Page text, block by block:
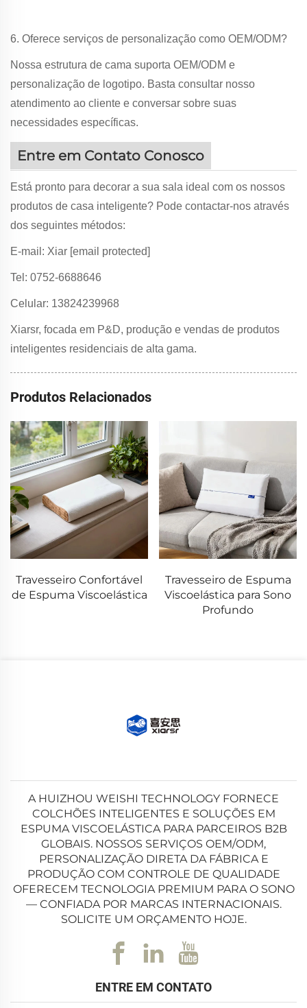
6. Oferece serviços de personalização como OEM/ODM?
Nossa estrutura de cama suporta OEM/ODM e
personalização de logotipo. Basta consultar nosso
atendimento ao cliente e conversar sobre suas
necessidades específicas.
Entre em Contato Conosco
Está pronto para decorar a sua sala ideal com os nossos
produtos de casa inteligente? Pode contactar-nos através
dos seguintes métodos:
E-mail: Xiar [email protected]
Tel: 0752-6688646
Celular: 13824239968
Xiarsr, focada em P&D, produção e vendas de produtos
inteligentes residenciais de alta gama.
Produtos Relacionados
Travesseiro de Espuma
Viscoelástica para Sono
Colchão AirSleep™ 3D
de Alta Tecnologia
Lavável
A HUIZHOU WEISHI TECHNOLOGY FORNECE
COLCHÕES INTELIGENTES E SOLUÇÕES EM
ESPUMA VISCOELÁSTICA PARA PARCEIROS B2B
GLOBAIS. NOSSOS SERVIÇOS OEM/ODM,
PERSONALIZAÇÃO DIRETA DA FÁBRICA E
PRODUÇÃO COM CONTROLE DE QUALIDADE
OFERECEM TECNOLOGIA PREMIUM PARA O SONO
— CONFIADA POR MARCAS INTERNACIONAIS.
SOLICITE UM ORÇAMENTO HOJE.
ENTRE EM CONTATO